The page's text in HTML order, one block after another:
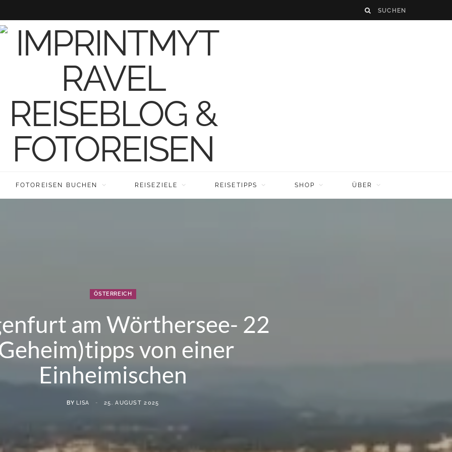
FOTOREISEN BUCHEN REISEZIELE REISETIPPS SHOP ÜBER
ÖSTERREICH
am Wörthersee- 22
von einer
Einheimischen
BY LISA 25. AUGUST 2025